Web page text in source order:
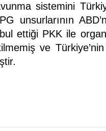
sistemini
unsurlarının
ettiği PKK ile
ve